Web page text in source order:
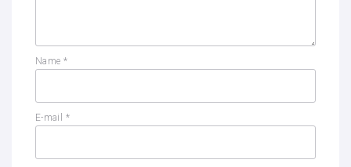
Name *
E-mail *